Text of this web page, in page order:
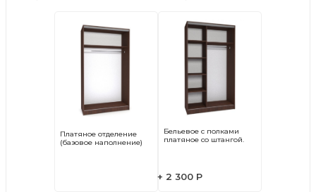
Платяное отделение
(базовое наполнение)
Бельевое с полками
платяное со штангой.
+ 2 300 Р